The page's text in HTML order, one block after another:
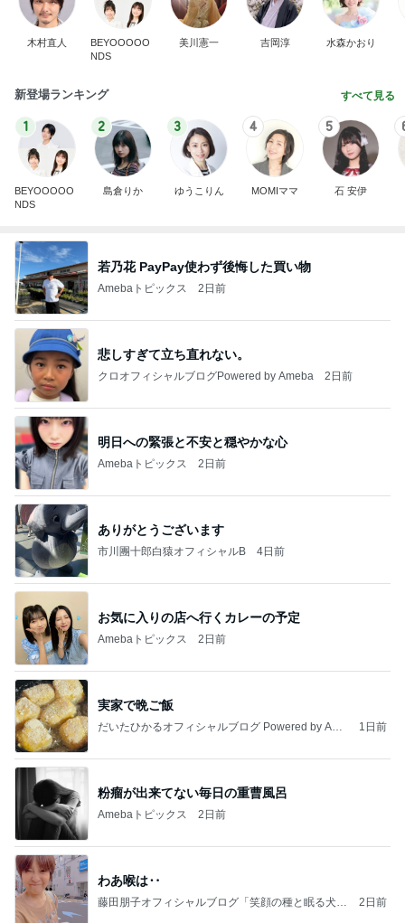
木村直人
BEYOOOOO
NDS
美川憲一 吉岡淳 水森かおり
新登場ランキング すべて見る
1
BEYOOOOO
NDS
2
島倉りか
3
ゆうこりん
4
MOMIママ
5
石 安伊
若乃花 PayPay使わず後悔した買い物
Amebaトピックス 2日前
悲しすぎて立ち直れない。
クロオフィシャルブログPowered by Ameba 2日前
明日への緊張と不安と穏やかな心
Amebaトピックス 2日前
ありがとうございます
市川團十郎白猿オフィシャルB 4日前
お気に入りの店へ行くカレーの予定
Amebaトピックス 2日前
実家で晩ご飯
だいたひかるオフィシャルブログ Powered by Ame
1日前
粉瘤が出来てない毎日の重曹風呂
Amebaトピックス 2日前
わあ喉は‥
藤田朋子オフィシャルブログ「笑顔の種と眠る犬」
2日前